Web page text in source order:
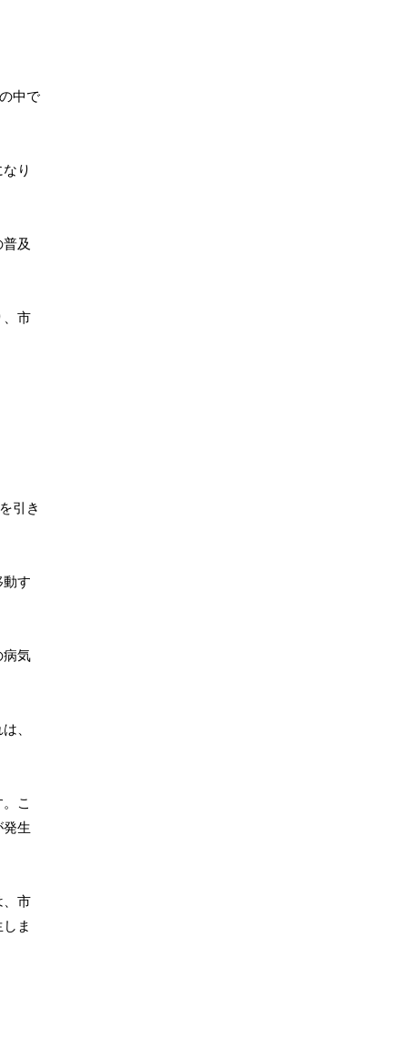
中で
り
及
、市
引き
動す
病気
、
こ
発生
、市
ま